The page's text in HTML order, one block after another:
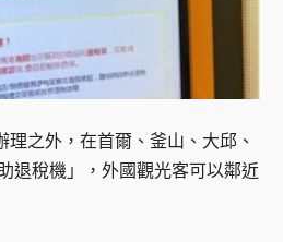
之外，在首爾、釜山、大邱、
退稅機」，外國觀光客可以鄰近